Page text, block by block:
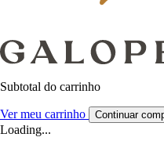
Subtotal do carrinho
Ver meu carrinho Continuar
Loading...